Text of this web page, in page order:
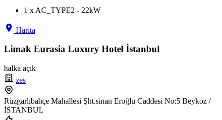
1 x AC_TYPE2 - 22kW
Harita
Limak Eurasia Luxury Hotel İstanbul
halka açık
zes
Rüzgarlıbahçe Mahallesi Şht.sinan Eroğlu Caddesi No:5 Beykoz /
İSTANBUL